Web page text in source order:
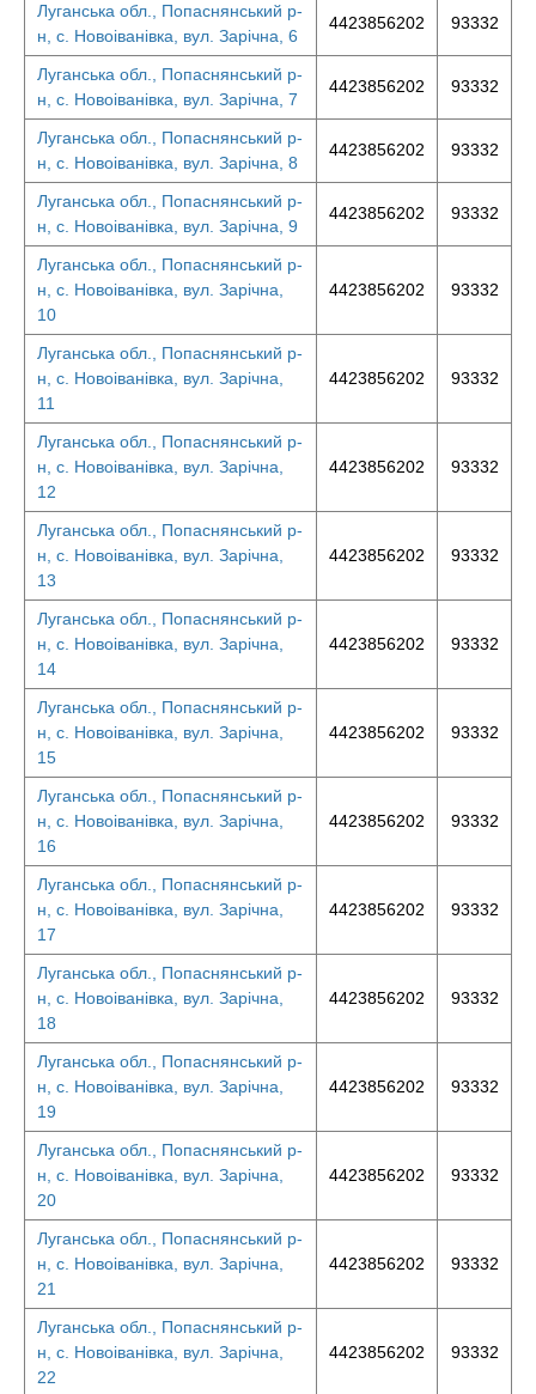
Луганська обл., Попаснянський р-
н, с. Новоіванівка, вул. Зарічна, 6
4423856202 93332
Луганська обл., Попаснянський р-
н, с. Новоіванівка, вул. Зарічна, 7
4423856202 93332
Луганська обл., Попаснянський р-
н, с. Новоіванівка, вул. Зарічна, 8
4423856202 93332
Луганська обл., Попаснянський р-
н, с. Новоіванівка, вул. Зарічна, 9
4423856202 93332
Луганська обл., Попаснянський р-
н, с. Новоіванівка, вул. Зарічна,
10
4423856202 93332
Луганська обл., Попаснянський р-
н, с. Новоіванівка, вул. Зарічна,
11
4423856202 93332
Луганська обл., Попаснянський р-
н, с. Новоіванівка, вул. Зарічна,
12
4423856202 93332
Луганська обл., Попаснянський р-
н, с. Новоіванівка, вул. Зарічна,
13
4423856202 93332
Луганська обл., Попаснянський р-
н, с. Новоіванівка, вул. Зарічна,
14
4423856202 93332
Луганська обл., Попаснянський р-
н, с. Новоіванівка, вул. Зарічна,
15
4423856202 93332
Луганська обл., Попаснянський р-
н, с. Новоіванівка, вул. Зарічна,
16
4423856202 93332
Луганська обл., Попаснянський р-
н, с. Новоіванівка, вул. Зарічна,
17
4423856202 93332
Луганська обл., Попаснянський р-
н, с. Новоіванівка, вул. Зарічна,
18
4423856202 93332
Луганська обл., Попаснянський р-
н, с. Новоіванівка, вул. Зарічна,
19
4423856202 93332
Луганська обл., Попаснянський р-
н, с. Новоіванівка, вул. Зарічна,
20
4423856202 93332
Луганська обл., Попаснянський р-
н, с. Новоіванівка, вул. Зарічна,
21
4423856202 93332
Луганська обл., Попаснянський р-
н, с. Новоіванівка, вул. Зарічна,
22
4423856202 93332